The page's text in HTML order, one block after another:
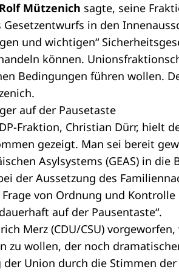
Rolf Mützenich sagte, seine
Gesetzentwurfs in den
und wichtigen“
können.
Bedingungen führen wollen.
auf der Pausetaste
Fraktion, Christian Dürr, hielt
gezeigt. Man sei bereit
Asylsystems (GEAS) in
der Aussetzung des
Frage von Ordnung und
auf der Pausentaste“.
Merz (CDU/CSU)
zu wollen, der noch
Union durch die Stimmen